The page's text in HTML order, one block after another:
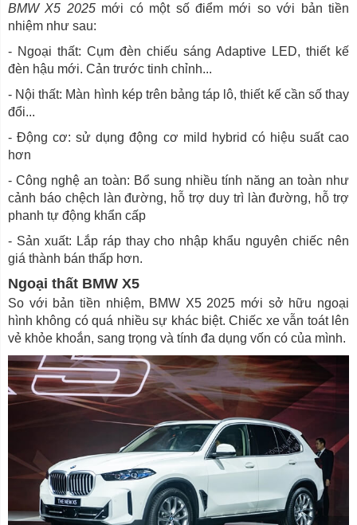
BMW X5 2025mới có một số điểm mới so với bản tiền
nhiệm như sau:
- Ngoại thất: Cụm đèn chiếu sáng Adaptive LED, thiết kế
đèn hậu mới. Cản trước tinh chỉnh...
- Nội thất: Màn hình kép trên bảng táp lô, thiết kế cần số thay
đổi...
- Động cơ: sử dụng động cơ mild hybrid có hiệu suất cao
hơn
- Công nghệ an toàn: Bổ sung nhiều tính năng an toàn như
cảnh báo chệch làn đường, hỗ trợ duy trì làn đường, hỗ trợ
phanh tự động khẩn cấp
- Sản xuất: Lắp ráp thay cho nhập khẩu nguyên chiếc nên
giá thành bán thấp hơn.
Ngoại thất BMW X5
So với bản tiền nhiệm, BMW X5 2025 mới sở hữu ngoại
hình không có quá nhiều sự khác biệt. Chiếc xe vẫn toát lên
vẻ khỏe khoắn, sang trọng và tính đa dụng vốn có của mình.